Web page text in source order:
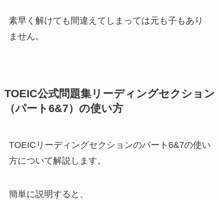
素早く解けても間違えてしまっては元も子もあり
ません。
TOEIC公式問題集リーディングセクション
（パート6&7）の使い方
TOEICリーディングセクションのパート6&7の使い
方について解説します。
簡単に説明すると、